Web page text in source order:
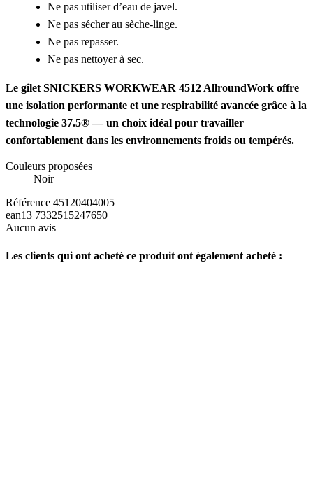
Ne pas utiliser d’eau de javel.
Ne pas sécher au sèche-linge.
Ne pas repasser.
Ne pas nettoyer à sec.
Le gilet SNICKERS WORKWEAR 4512 AllroundWork offre
une isolation performante et une respirabilité avancée grâce à la
technologie 37.5® — un choix idéal pour travailler
confortablement dans les environnements froids ou tempérés.
Couleurs proposées
Noir
Référence 45120404005
ean13 7332515247650
Aucun avis
Les clients qui ont acheté ce produit ont également acheté :